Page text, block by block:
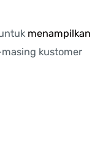
menampilkan
kustomer